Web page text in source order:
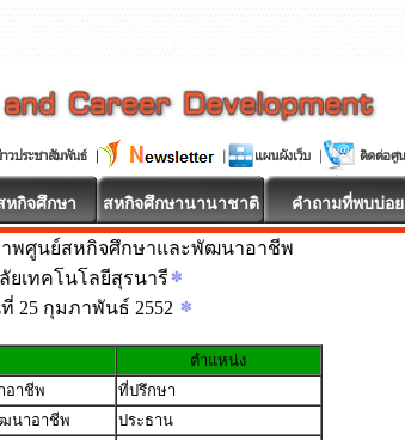
กิจศึกษา สหกิจศึกษานานาชาติ คำถามที่พบบ่อย
พศูนย์สหกิจศึกษาและพัฒนาอาชีพ
ยเทคโนโลยีสุรนารี
25 กุมภาพันธ์ 2552
ตำแหน่ง
อาชีพ
ที่ปรึกษา
นาอาชีพ
ประธาน